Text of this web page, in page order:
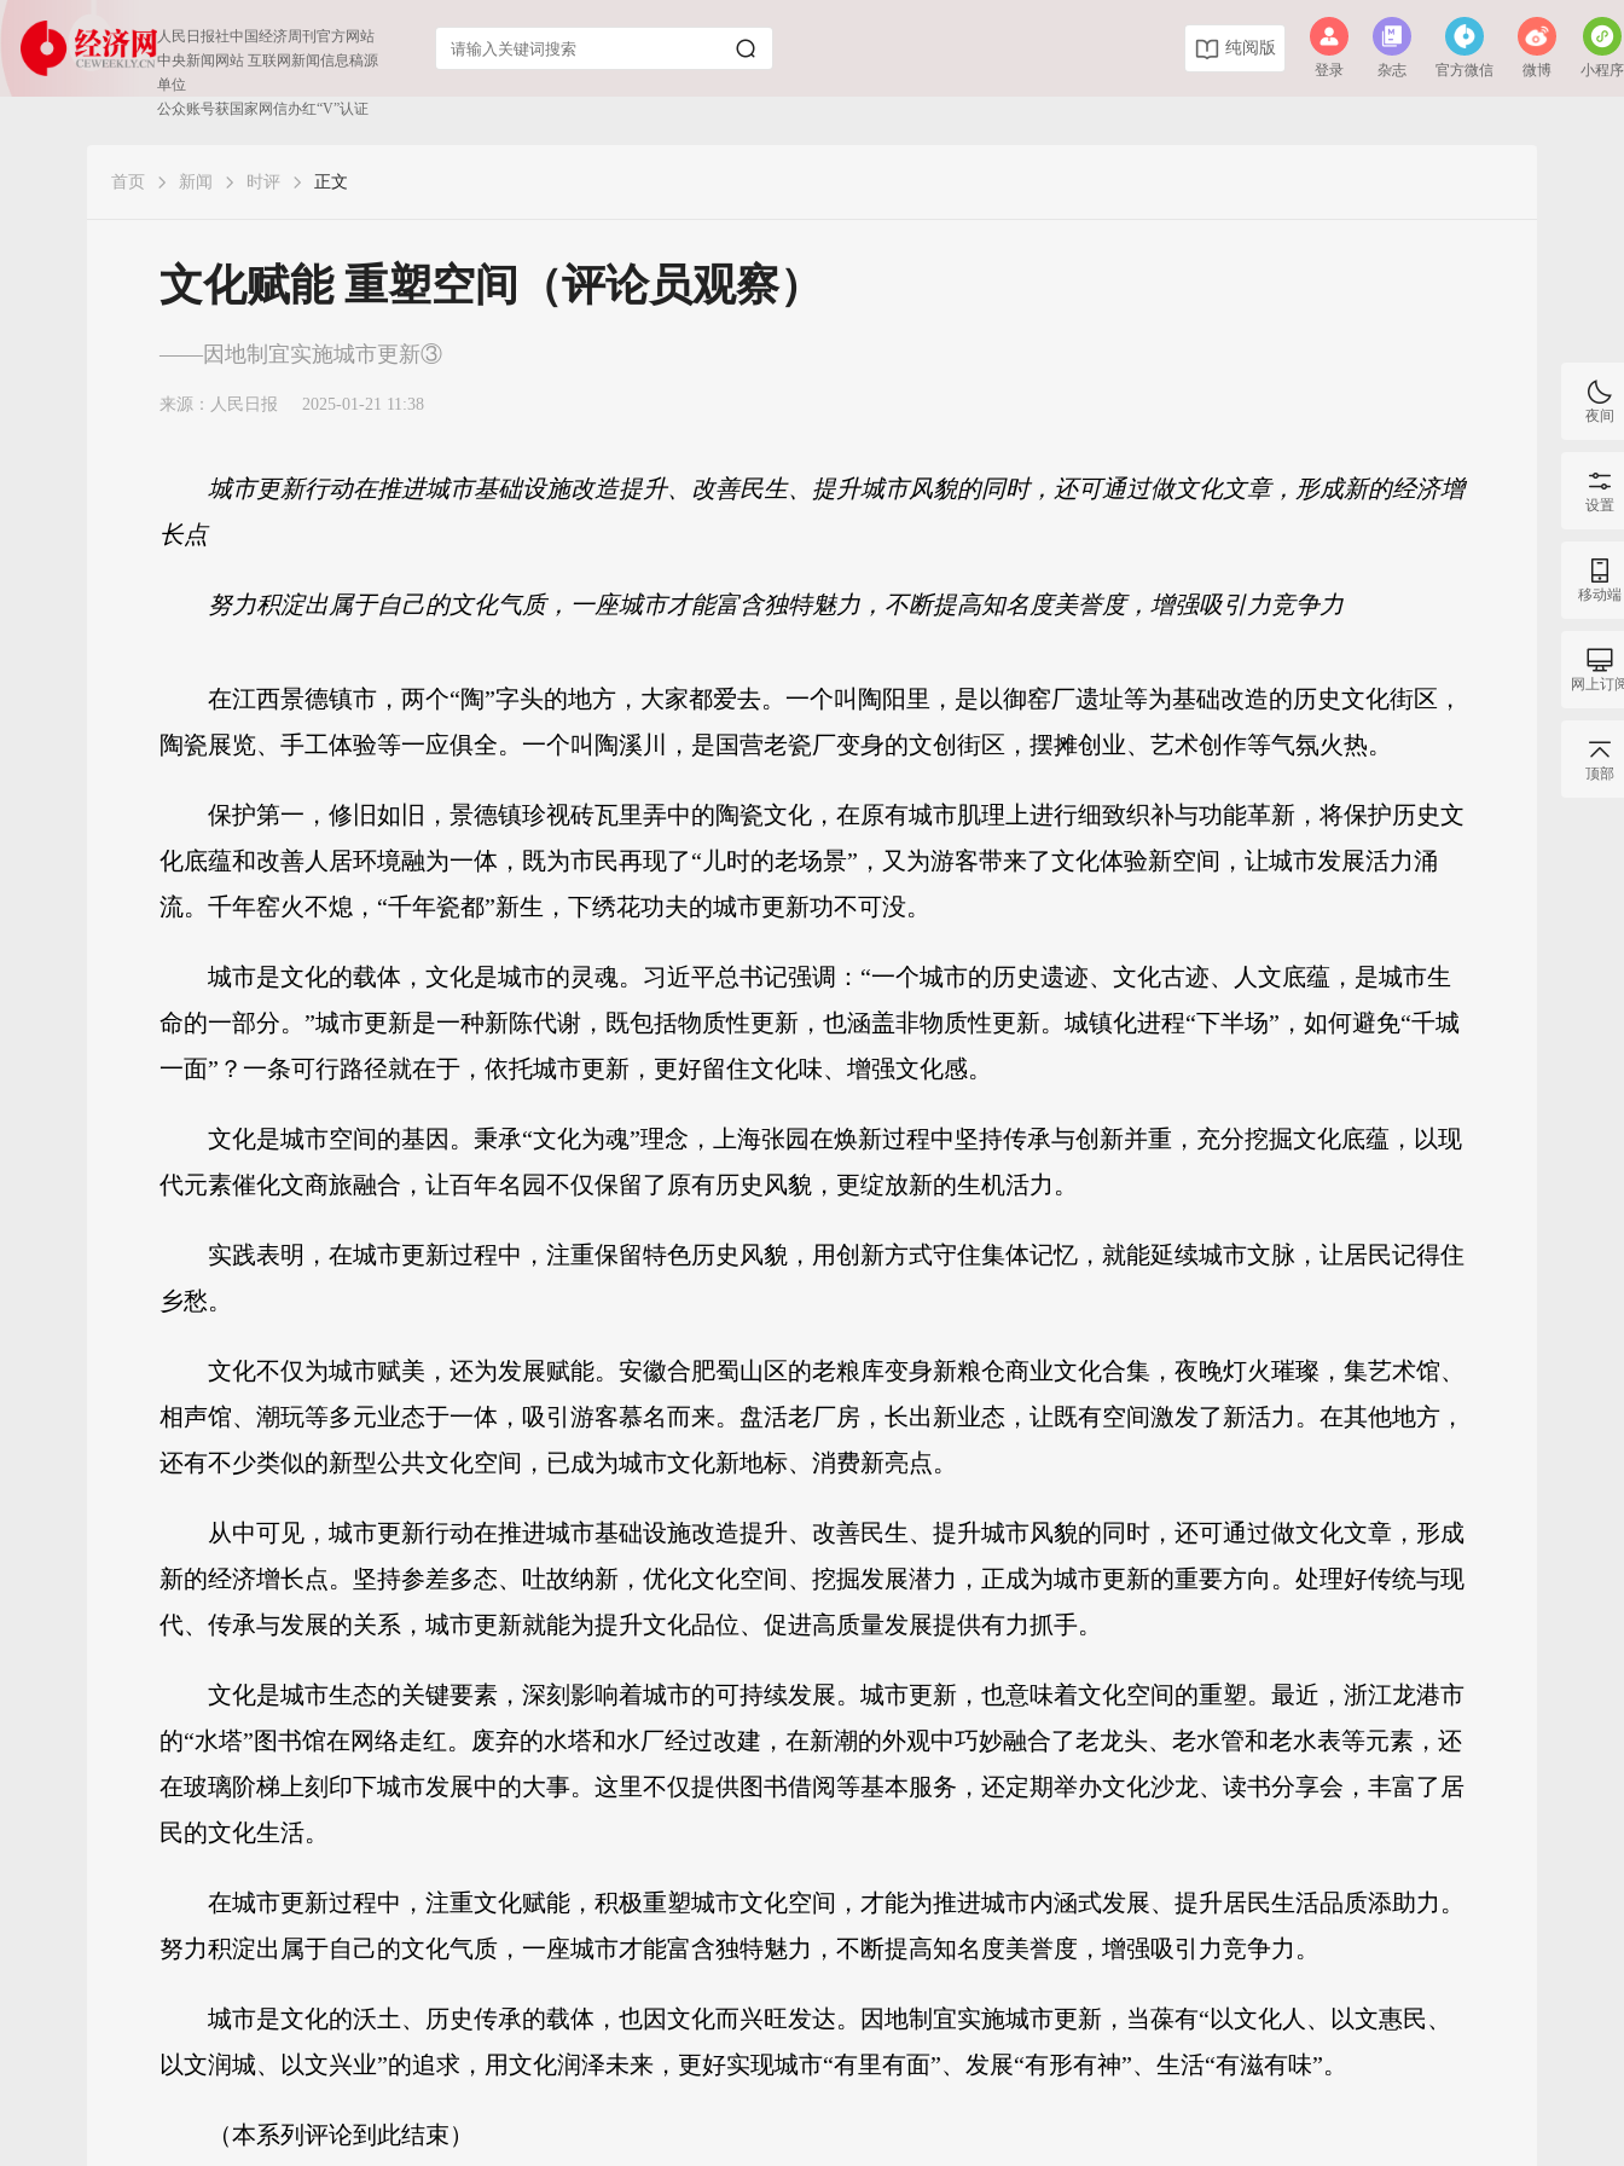
人民日报社中国经济周刊官方网站
中央新闻网站 互联网新闻信息稿源
单位
公众账号获国家网信办红“V”认证
纯阅版
登录 杂志 官方微信 微博 小程序
首页 新闻 时评 正文
文化赋能 重塑空间（评论员观察）
——因地制宜实施城市更新③
来源： 人民日报 2025-01-21 11:38
城市更新行动在推进城市基础设施改造提升、改善民生、提升城市风貌的同时，还可通过做文化文章，形成新的经济增
长点
努力积淀出属于自己的文化气质，一座城市才能富含独特魅力，不断提高知名度美誉度，增强吸引力竞争力
在江西景德镇市，两个“陶”字头的地方，大家都爱去。一个叫陶阳里，是以御窑厂遗址等为基础改造的历史文化街区，
陶瓷展览、手工体验等一应俱全。一个叫陶溪川，是国营老瓷厂变身的文创街区，摆摊创业、艺术创作等气氛火热。
保护第一，修旧如旧，景德镇珍视砖瓦里弄中的陶瓷文化，在原有城市肌理上进行细致织补与功能革新，将保护历史文
化底蕴和改善人居环境融为一体，既为市民再现了“儿时的老场景”，又为游客带来了文化体验新空间，让城市发展活力涌
流。千年窑火不熄，“千年瓷都”新生，下绣花功夫的城市更新功不可没。
城市是文化的载体，文化是城市的灵魂。习近平总书记强调：“一个城市的历史遗迹、文化古迹、人文底蕴，是城市生
命的一部分。”城市更新是一种新陈代谢，既包括物质性更新，也涵盖非物质性更新。城镇化进程“下半场”，如何避免“千城
一面”？一条可行路径就在于，依托城市更新，更好留住文化味、增强文化感。
文化是城市空间的基因。秉承“文化为魂”理念，上海张园在焕新过程中坚持传承与创新并重，充分挖掘文化底蕴，以现
代元素催化文商旅融合，让百年名园不仅保留了原有历史风貌，更绽放新的生机活力。
实践表明，在城市更新过程中，注重保留特色历史风貌，用创新方式守住集体记忆，就能延续城市文脉，让居民记得住
乡愁。
文化不仅为城市赋美，还为发展赋能。安徽合肥蜀山区的老粮库变身新粮仓商业文化合集，夜晚灯火璀璨，集艺术馆、
相声馆、潮玩等多元业态于一体，吸引游客慕名而来。盘活老厂房，长出新业态，让既有空间激发了新活力。在其他地方，
还有不少类似的新型公共文化空间，已成为城市文化新地标、消费新亮点。
从中可见，城市更新行动在推进城市基础设施改造提升、改善民生、提升城市风貌的同时，还可通过做文化文章，形成
新的经济增长点。坚持参差多态、吐故纳新，优化文化空间、挖掘发展潜力，正成为城市更新的重要方向。处理好传统与现
代、传承与发展的关系，城市更新就能为提升文化品位、促进高质量发展提供有力抓手。
文化是城市生态的关键要素，深刻影响着城市的可持续发展。城市更新，也意味着文化空间的重塑。最近，浙江龙港市
的“水塔”图书馆在网络走红。废弃的水塔和水厂经过改建，在新潮的外观中巧妙融合了老龙头、老水管和老水表等元素，还
在玻璃阶梯上刻印下城市发展中的大事。这里不仅提供图书借阅等基本服务，还定期举办文化沙龙、读书分享会，丰富了居
民的文化生活。
在城市更新过程中，注重文化赋能，积极重塑城市文化空间，才能为推进城市内涵式发展、提升居民生活品质添助力。
努力积淀出属于自己的文化气质，一座城市才能富含独特魅力，不断提高知名度美誉度，增强吸引力竞争力。
城市是文化的沃土、历史传承的载体，也因文化而兴旺发达。因地制宜实施城市更新，当葆有“以文化人、以文惠民、
以文润城、以文兴业”的追求，用文化润泽未来，更好实现城市“有里有面”、发展“有形有神”、生活“有滋有味”。
（本系列评论到此结束）
夜间
设置
移动端
网上订
顶部